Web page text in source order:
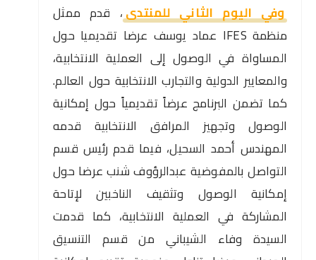
وفي اليوم الثاني للمنتدى، قدم ممثل
منظمة IFES عماد يوسف عرضا تقديميا حول
المساواة في الوصول إلى العملية الانتخابية،
والمعايير الدولية والتجارب الانتخابية حول العالم.
كما تضمن البرنامج عرضاً تقديمياً حول إمكانية
الوصول وتجهيز المرافق الانتخابية قدمه
المهندس أحمد السحيل، فيما قدم رئيس قسم
التواصل بالمفوضية عبدالرؤوف شنب عرضا حول
إمكانية الوصول وتثقيف الناخبين لإتاحة
المشاركة في العملية الانتخابية، كما قدمت
السيدة وفاء الشيباني من قسم التنسيق